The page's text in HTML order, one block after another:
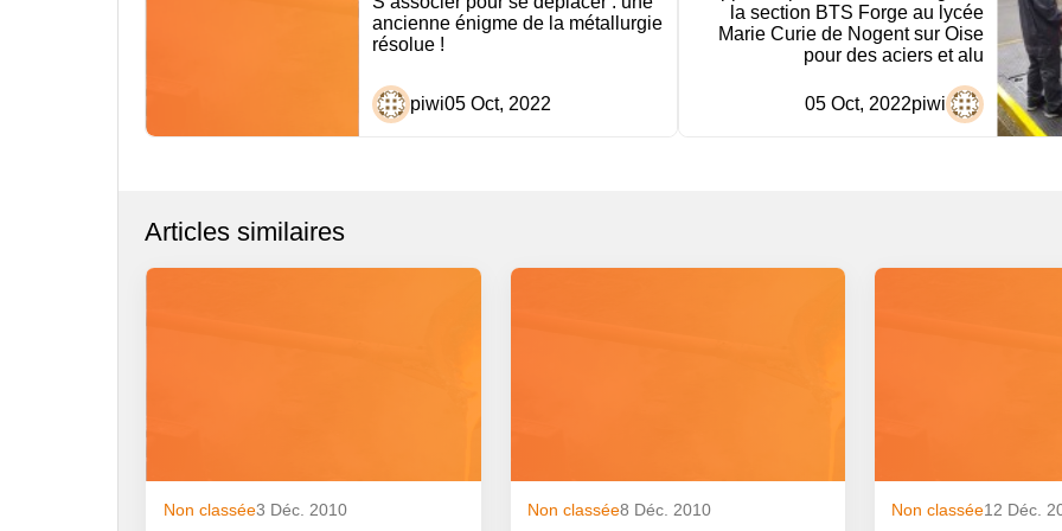
ancienne énigme de la métallurgie
résolue !
piwi05 Oct, 2022
la section BTS Forge au lycée
Marie Curie de Nogent sur Oise
pour des aciers et alu
piwi
05 Oct, 2022
Articles similaires
Non classée3 Déc. 2010 Non classée8 Déc. 2010 Non classée12 Déc.